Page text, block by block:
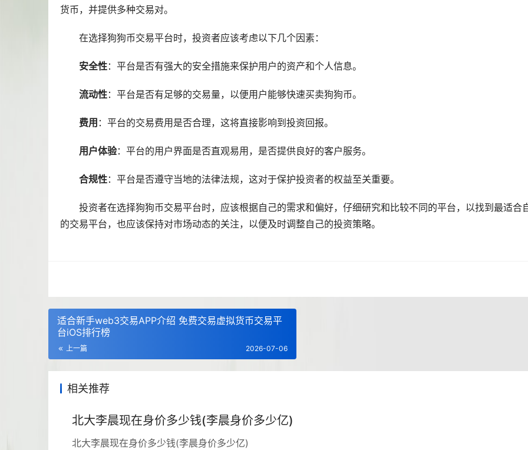
货币，并提供多种交易对。
在选择狗狗币交易平台时，投资者应该考虑以下几个因素：
安全性：平台是否有强大的安全措施来保护用户的资产和个人信息。
流动性：平台是否有足够的交易量，以便用户能够快速买卖狗狗币。
费用 ：平台的交易费用是否合理，这将直接影响到投资回报。
用户体验：平台的用户界面是否直观易用，是否提供良好的客户服务。
合规性：平台是否遵守当地的法律法规，这对于保护投资者的权益至关重要。
投资者在选择狗狗币交易平台时，应该根据自己的需求和偏好，仔细研究和比较不同的平台，以找到最适合
的交易平台，也应该保持对市场动态的关注，以便及时调整自己的投资策略。
适合新手web3交易APP介绍 免费交易虚拟货币交易平
台iOS排行榜
上一篇 2026-07-06
相关推荐
北大李晨现在身价多少钱(李晨身价多少亿)
北大李晨现在身价多少钱(李晨身价多少亿)